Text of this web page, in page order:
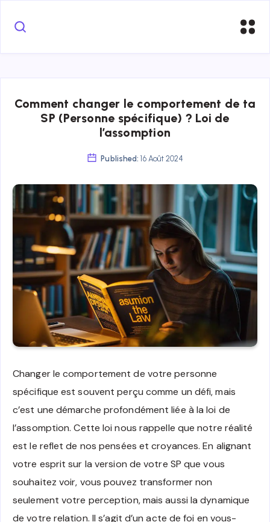
Comment changer le comportement de ta
SP (Personne spécifique) ? Loi de
l’assomption
Published: 16 Août 2024
Changer le comportement de votre personne
spécifique est souvent perçu comme un défi, mais
c’est une démarche profondément liée à la loi de
l’assomption. Cette loi nous rappelle que notre réalité
est le reflet de nos pensées et croyances. En alignant
votre esprit sur la version de votre SP que vous
souhaitez voir, vous pouvez transformer non
seulement votre perception, mais aussi la dynamique
de votre relation. Il s’agit d’un acte de foi en vous-